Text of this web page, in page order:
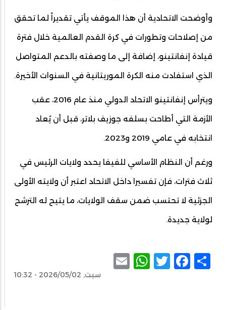
وأوضحت الاتحادية أن هذا الموقف يأتي تقديراً لما تحقق
من إصلاحات وتطورات في كرة القدم العالمية خلال فترة
قيادة إنفانتينو، إضافة إلى ما وصفته بالدعم المتواصل
الذي استفادت منه الكرة الموريتانية في السنوات الأخيرة.
ويترأس إنفانتينو الاتحاد الدولي منذ عام 2016، عقب
الأزمة التي أطاحت بسلفه جوزيف بلاتر، قبل أن يُعاد
انتخابه في عامي 2019 و2023.
ورغم أن النظام الأساسي للفيفا يحدد ولايات الرئيس في
ثلاث فترات، فإن تفسيرا داخل الاتحاد اعتبر أن ولايته الأولى
الجزئية لا تحتسب ضمن سقف الولايات، ما يتيح له الترشح
لولاية جديدة.
Share
Facebook
Twitter
WhatsApp
سبت, 2026/05/02 - 10:32